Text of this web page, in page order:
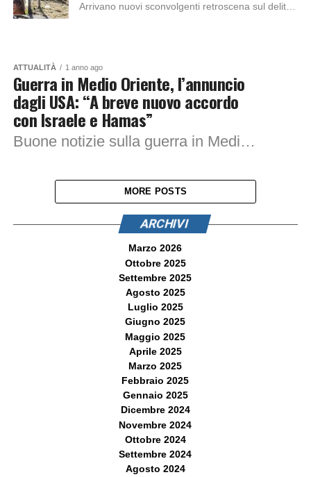
Arrivano nuovi sconvolgenti retroscena sul delitto di Afragola, da parte di Alessio Tucci , il 18enne ex fidanzato di Martina, dopo essere stato ascoltato dagli inquirenti....
ATTUALITÀ 1 anno ago
Guerra in Medio Oriente, l’annuncio
dagli USA: “A breve nuovo accordo
con Israele e Hamas”
Buone notizie sulla guerra in Medio Oriente, arrivano conferme da parte dell’inviato degli USA, Steve Witkoff, su una possibile tregua sulla Striscia di Gaza. Fonti di...
MORE POSTS
ARCHIVI
Marzo 2026
Ottobre 2025
Settembre 2025
Agosto 2025
Luglio 2025
Giugno 2025
Maggio 2025
Aprile 2025
Marzo 2025
Febbraio 2025
Gennaio 2025
Dicembre 2024
Novembre 2024
Ottobre 2024
Settembre 2024
Agosto 2024